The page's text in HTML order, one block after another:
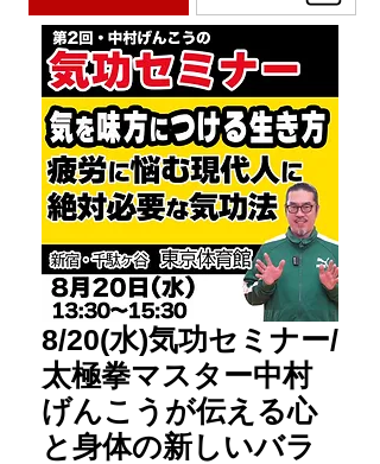
8/20(水)気功セミナー/
太極拳マスター中村
げんこうが伝える心
と身体の新しいバラ